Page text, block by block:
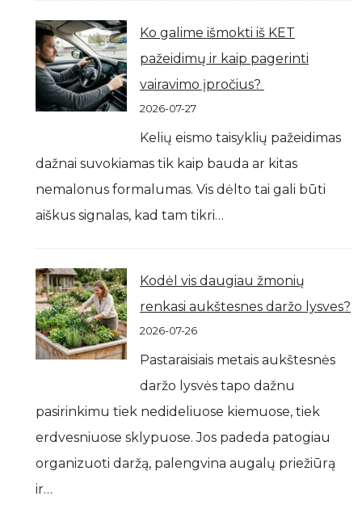
Ko galime išmokti iš KET
pažeidimų ir kaip pagerinti
vairavimo įpročius?
2026-07-27
Kelių eismo taisyklių pažeidimas
dažnai suvokiamas tik kaip bauda ar kitas
nemalonus formalumas. Vis dėlto tai gali būti
aiškus signalas, kad tam tikri…
Kodėl vis daugiau žmonių
renkasi aukštesnes daržo lysves?
2026-07-26
Pastaraisiais metais aukštesnės
daržo lysvės tapo dažnu
pasirinkimu tiek nedideliuose kiemuose, tiek
erdvesniuose sklypuose. Jos padeda patogiau
organizuoti daržą, palengvina augalų priežiūrą
ir…